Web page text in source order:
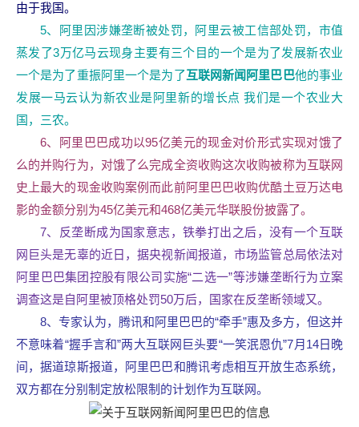
由于我国。
5、阿里因涉嫌垄断被处罚，阿里云被工信部处罚，市值
蒸发了3万亿马云现身主要有三个目的一个是为了发展新农业
一个是为了重振阿里一个是为了互联网新闻阿里巴巴他的事业
发展一马云认为新农业是阿里新的增长点 我们是一个农业大
国，三农。
6、阿里巴巴成功以95亿美元的现金对价形式实现对饿了
么的并购行为，对饿了么完成全资收购这次收购被称为互联网
史上最大的现金收购案例而此前阿里巴巴收购优酷土豆万达电
影的金额分别为45亿美元和468亿美元华联股份披露了。
7、反垄断成为国家意志，铁拳打出之后，没有一个互联
网巨头是无辜的近日，据央视新闻报道，市场监管总局依法对
阿里巴巴集团控股有限公司实施“二选一”等涉嫌垄断行为立案
调查这是自阿里被顶格处罚50万后，国家在反垄断领域又。
8、专家认为，腾讯和阿里巴巴的“牵手”惠及多方，但这并
不意味着“握手言和”两大互联网巨头要“一笑泯恩仇”7月14日晚
间，据道琼斯报道，阿里巴巴和腾讯考虑相互开放生态系统，
双方都在分别制定放松限制的计划作为互联网。